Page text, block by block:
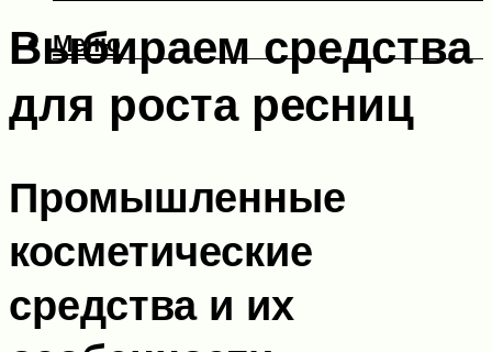
Меню
Выбираем средства
для роста ресниц
Промышленные
косметические
средства и их